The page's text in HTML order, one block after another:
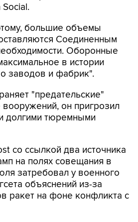
Social.
большие объемы
Соединенным
Оборонные
в истории
заводов и фабрик".
"предательские"
он пригрозил
долгими тюремными
со ссылкой два источника
на полях совещания в
затребовал у военного
объяснений из-за
ракет на фоне конфликта с